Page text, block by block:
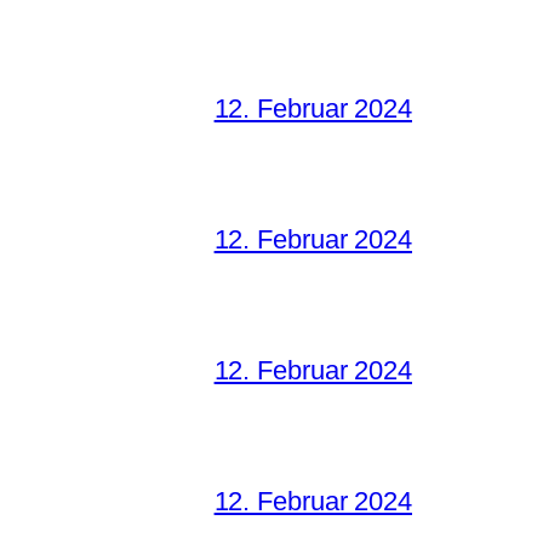
12. Februar 2024
12. Februar 2024
12. Februar 2024
12. Februar 2024